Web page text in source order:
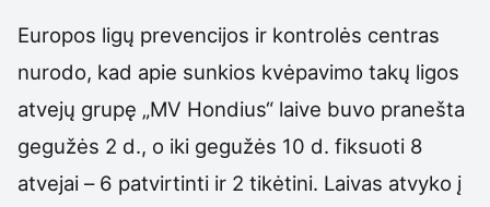
Europos ligų prevencijos ir kontrolės centras
nurodo, kad apie sunkios kvėpavimo takų ligos
atvejų grupę „MV Hondius“ laive buvo pranešta
gegužės 2 d., o iki gegužės 10 d. fiksuoti 8
atvejai – 6 patvirtinti ir 2 tikėtini. Laivas atvyko į